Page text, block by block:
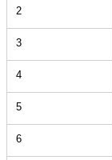
2
3
4
5
6